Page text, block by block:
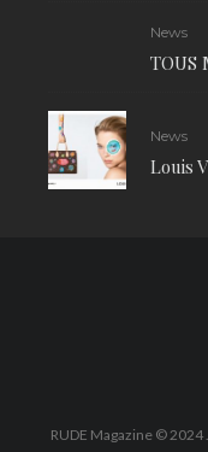
News
TOUS
News
Louis
RUDE Magazine © 2024